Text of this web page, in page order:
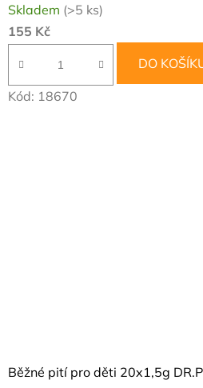
Skladem (>5 ks)
155 Kč
DO
Kód: 18670
Běžné pití pro děti 20x1,5g